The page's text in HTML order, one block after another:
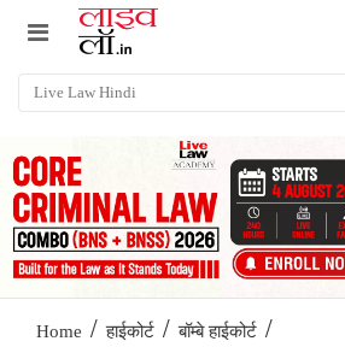
Home / हाईकोर्ट / बॉम्बे हाईकोर्ट /